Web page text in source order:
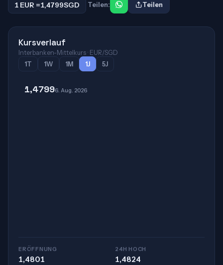
1 EUR =1,4799SGD Teilen: Teilen
Kursverlauf
Interbanken-Mittelkurs · EUR/SGD
1T
1W 1M 1J 5J
1,47996. Aug. 2026
ERÖFFNUNG
1,4801
24H HOCH
1,4824